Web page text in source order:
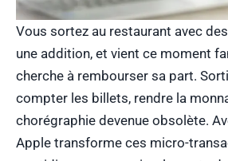
Vous sortez au restaurant avec
une addition, et vient ce moment
cherche à rembourser sa part.
compter les billets, rendre la
chorégraphie devenue obsolète.
Apple transforme ces micro-